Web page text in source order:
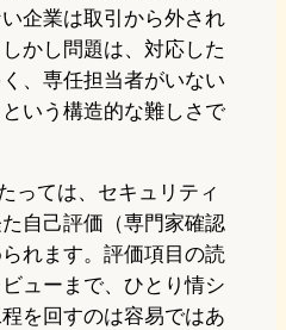
企業は取引から外され
かし問題は、対応した
、専任担当者がいない
いう構造的な難しさで
っては、セキュリティ
自己評価（専門家確認
れます。評価項目の読
ューまで、ひとり情シ
を回すのは容易ではあ